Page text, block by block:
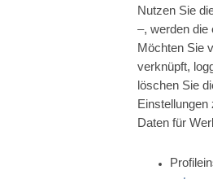
Nutzen Sie
–, werden die
Möchten Sie
verknüpft,
löschen Sie
Daten für